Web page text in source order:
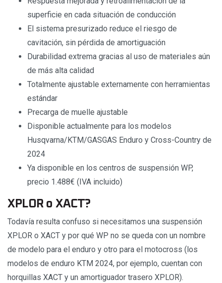
superficie en cada situación de conducción
El sistema presurizado reduce el riesgo de
cavitación, sin pérdida de amortiguación
Durabilidad extrema gracias al uso de materiales aún
de más alta calidad
Totalmente ajustable externamente con herramientas
estándar
Precarga de muelle ajustable
Disponible actualmente para los modelos
Husqvarna/KTM/GASGAS Enduro y Cross-Country de
2024
Ya disponible en los centros de suspensión WP,
precio 1.488€ (IVA incluido)
XPLOR o XACT?
Todavía resulta confuso si necesitamos una suspensión
XPLOR o XACT y por qué WP no se queda con un nombre
de modelo para el enduro y otro para el motocross (los
modelos de enduro KTM 2024, por ejemplo, cuentan con
horquillas XACT y un amortiguador trasero XPLOR).